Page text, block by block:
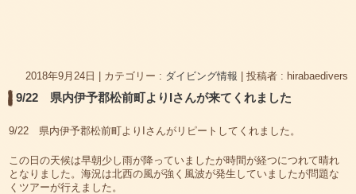
2018年9月24日 | カテゴリー : ダイビング情報 | 投稿者 : hirabaedivers
9/22 県内伊予郡松前町よりIさんが来てくれました
9/22 県内伊予郡松前町よりIさんがリピートしてくれました。
この日の天候は早朝少し雨が降っていましたが時間が経つにつれて晴れ
となりました。海況は北西の風が強く風波が発生していましたが問題な
くツアーが行えました。